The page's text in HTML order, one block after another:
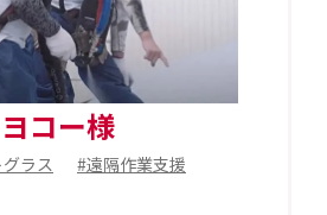
コー様
ラス
#遠隔作業支援